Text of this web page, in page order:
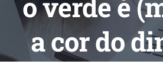
a cor do